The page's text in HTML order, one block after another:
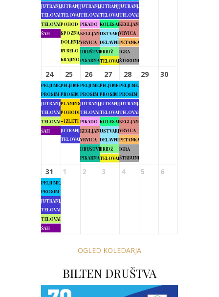
JUTRANJA
TELOVADBA
TELOVADBA
ŠAH
JUTRANJA
TELOVADBA
POHOD
SPOZNAJMO
DOLENJSKO
IN BELO
KRAJINO
JUTRANJA
TELOVADBA
PIKADO
KEGLJANJE
VRVICA
DRUŠTVENA
PISARNA
JUTRANJA
TELOVADBA
KOLESARJENJE
USTVARJALNE
DELAVNICE
BRIDŽ
TELOVADBA
JUTRANJA
TELOVADBA
KEGLJANJE
VRVICA
PETANKA
IGRA
ŠTRBUNK
24
PELJI ME,
PROSIM
JUTRANJA
TELOVADBA
TELOVADBA
ŠAH
25
PELJI ME,
PROSIM
PLANINSKI
POHODI
– IZLETI
JUTRANJA
TELOVADBA
26
PELJI ME,
PROSIM
JUTRANJA
TELOVADBA
PIKADO
KEGLJANJE
VRVICA
DRUŠTVENA
PISARNA
27
PELJI ME,
PROSIM
JUTRANJA
TELOVADBA
KOLESARJENJE
USTVARJALNE
DELAVNICE
BRIDŽ
TELOVADBA
28
PELJI ME,
PROSIM
JUTRANJA
TELOVADBA
KEGLJANJE
VRVICA
PETANKA
IGRA
ŠTRBUNK
29 30
31
PELJI ME,
PROSIM
JUTRANJA
TELOVADBA
TELOVADBA
ŠAH
1 2 3 4 5 6
OGLED KOLEDARJA
BILTEN DRUŠTVA